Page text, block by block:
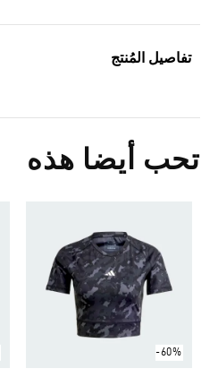
تفاصيل المُنتج
تحب أيضا هذه
-60%